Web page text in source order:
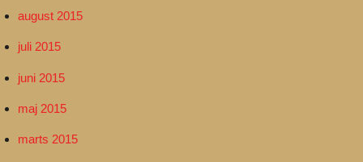
august 2015
juli 2015
juni 2015
maj 2015
marts 2015